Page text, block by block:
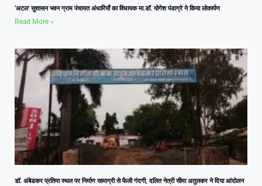
‘अटल’ सुशासन भवन ग्राम पंचायत अंधारियाँ का विधायक मा.डॉ. योगेश पंडाग्रे ने किया लोकार्पण
Read More »
डॉ. अंबेडकर प्रतिमा स्थल पर निर्माण सामाग्री से फैली गंदगी, दलित नेत्री सीमा अतुलकर ने दिया आंदोलन